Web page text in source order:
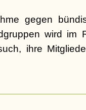
gegen
wird im
ihre